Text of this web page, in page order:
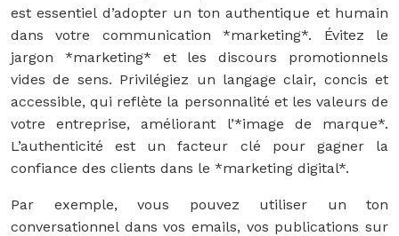
est essentiel d’adopter un ton authentique et humain
dans votre communication *marketing*. Évitez le
jargon *marketing* et les discours promotionnels
vides de sens. Privilégiez un langage clair, concis et
accessible, qui reflète la personnalité et les valeurs de
votre entreprise, améliorant l’*image de marque*.
L’authenticité est un facteur clé pour gagner la
confiance des clients dans le *marketing digital*.
Par exemple, vous pouvez utiliser un ton
conversationnel dans vos emails, vos publications sur